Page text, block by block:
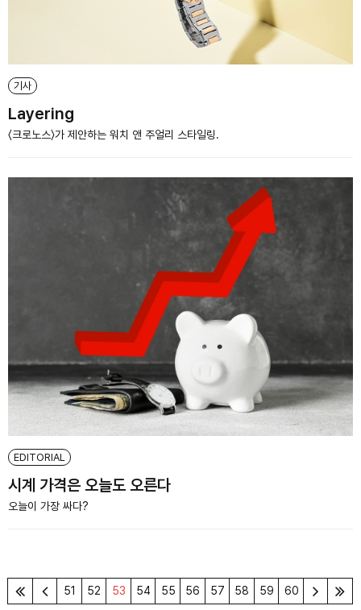
기사
Layering
〈크로노스〉가 제안하는 워치 앤 주얼리 스타일링.
EDITORIAL
시계 가격은 오늘도 오른다
오늘이 가장 싸다?
51 52 53 54 55 56 57 58 59 60